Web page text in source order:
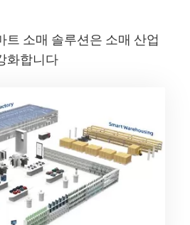
트 소매 솔루션은 소매 산업
화합니다